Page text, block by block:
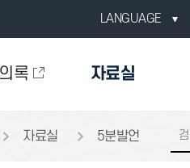
LANGUAGE
록 자료실
자료실 5분발언